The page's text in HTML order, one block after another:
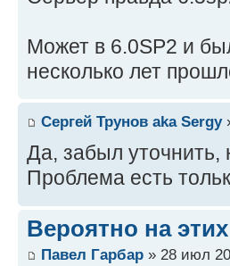
Может в 6.0SP2 и
несколько лет
Сергей Трунов aka Sergy
Да, забыл уточнить,
Проблема есть
Вероятно на
Павел Гарбар » 28 июл